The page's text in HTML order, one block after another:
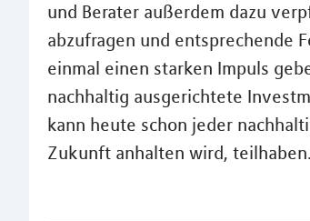
und Berater außerdem dazu
abzufragen und entsprechende
einmal einen starken Impuls
nachhaltig ausgerichtete
kann heute schon jeder
Zukunft anhalten wird, teilhaben.